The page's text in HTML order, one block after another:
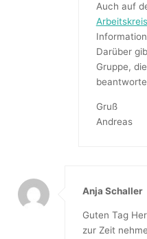
Auch auf
Darüber
Gruppe,
Gruß
Andreas
Anja Schaller
Guten Tag
zur Zeit